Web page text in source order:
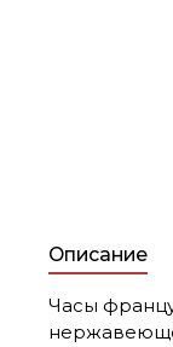
Описание
Часы